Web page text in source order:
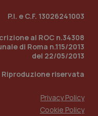
P.I. e C.F. 13026241003
al ROC n.34308
di Roma n.115/2013
del 22/05/2013
Riproduzione riservata
Privacy Policy
Cookie Policy